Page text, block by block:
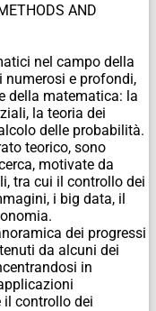
AND
nel campo della
e profondi,
della matematica: la
la teoria dei
delle probabilità.
teorico, sono
motivate da
tra cui il controllo dei
i big data, il
dei progressi
da alcuni dei
in
il controllo dei